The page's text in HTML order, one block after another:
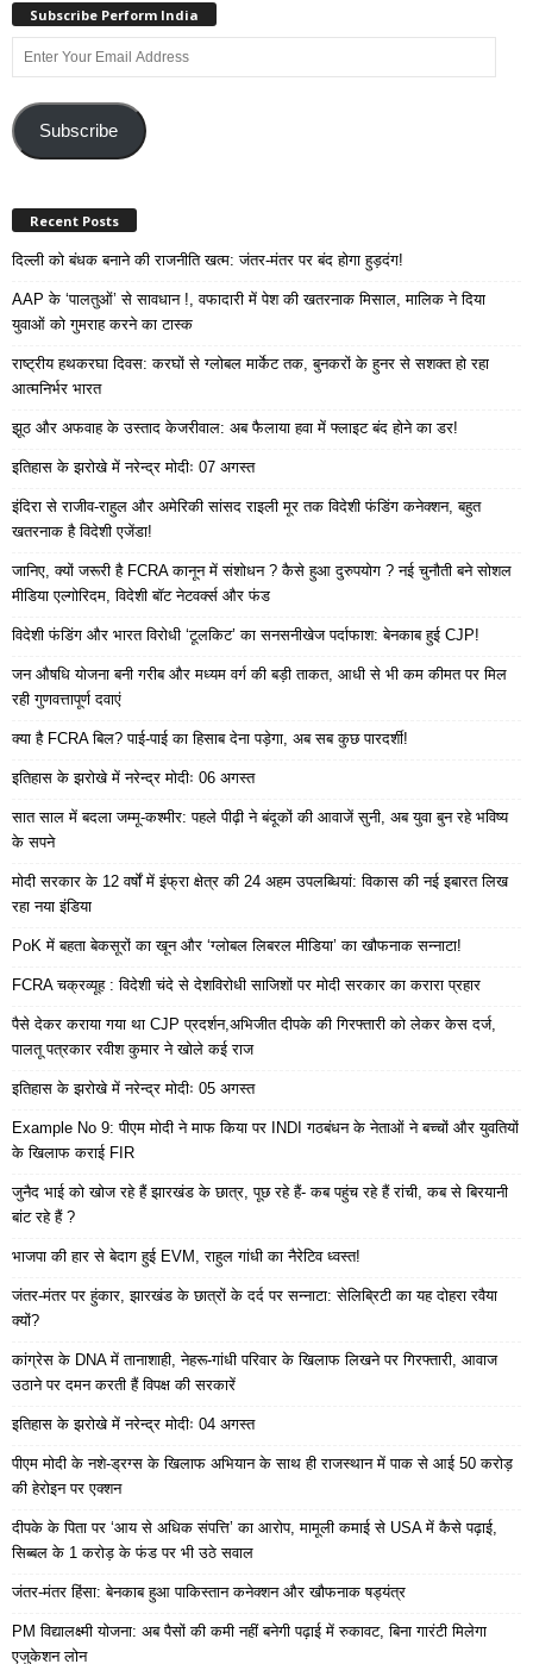
Subscribe Perform India
Enter
Your
AddressSubscribe
Recent Posts
दिल्ली को बंधक बनाने की राजनीति खत्म: जंतर-मंतर पर बंद होगा हुड़दंग!
AAP के ‘पालतुओं’ से सावधान !, वफादारी में पेश की खतरनाक मिसाल, मालिक ने दिया
युवाओं को गुमराह करने का टास्क
राष्ट्रीय हथकरघा दिवस: करघों से ग्लोबल मार्केट तक, बुनकरों के हुनर से सशक्त हो रहा
आत्मनिर्भर भारत
झूठ और अफवाह के उस्ताद केजरीवाल: अब फैलाया हवा में फ्लाइट बंद होने का डर!
इतिहास के झरोखे में नरेन्द्र मोदीः 07 अगस्त
इंदिरा से राजीव-राहुल और अमेरिकी सांसद राइली मूर तक विदेशी फंडिंग कनेक्शन, बहुत
खतरनाक है विदेशी एजेंडा!
जानिए, क्यों जरूरी है FCRA कानून में संशोधन ? कैसे हुआ दुरुपयोग ? नई चुनौती बने सोशल
मीडिया एल्गोरिदम, विदेशी बॉट नेटवर्क्स और फंड
विदेशी फंडिंग और भारत विरोधी ‘टूलकिट’ का सनसनीखेज पर्दाफाश: बेनकाब हुई CJP!
जन औषधि योजना बनी गरीब और मध्यम वर्ग की बड़ी ताकत, आधी से भी कम कीमत पर मिल
रही गुणवत्तापूर्ण दवाएं
क्या है FCRA बिल? पाई-पाई का हिसाब देना पड़ेगा, अब सब कुछ पारदर्शी!
इतिहास के झरोखे में नरेन्द्र मोदीः 06 अगस्त
सात साल में बदला जम्मू-कश्मीर: पहले पीढ़ी ने बंदूकों की आवाजें सुनी, अब युवा बुन रहे भविष्य
के सपने
मोदी सरकार के 12 वर्षों में इंफ्रा क्षेत्र की 24 अहम उपलब्धियां: विकास की नई इबारत लिख
रहा नया इंडिया
PoK में बहता बेकसूरों का खून और ‘ग्लोबल लिबरल मीडिया’ का खौफनाक सन्नाटा!
FCRA चक्रव्यूह : विदेशी चंदे से देशविरोधी साजिशों पर मोदी सरकार का करारा प्रहार
पैसे देकर कराया गया था CJP प्रदर्शन,अभिजीत दीपके की गिरफ्तारी को लेकर केस दर्ज,
पालतू पत्रकार रवीश कुमार ने खोले कई राज
इतिहास के झरोखे में नरेन्द्र मोदीः 05 अगस्त
Example No 9: पीएम मोदी ने माफ किया पर INDI गठबंधन के नेताओं ने बच्चों और युवतियों
के खिलाफ कराई FIR
जुनैद भाई को खोज रहे हैं झारखंड के छात्र, पूछ रहे हैं- कब पहुंच रहे हैं रांची, कब से बिरयानी
बांट रहे हैं ?
भाजपा की हार से बेदाग हुई EVM, राहुल गांधी का नैरेटिव ध्वस्त!
जंतर-मंतर पर हुंकार, झारखंड के छात्रों के दर्द पर सन्नाटा: सेलिब्रिटी का यह दोहरा रवैया
क्यों?
कांग्रेस के DNA में तानाशाही, नेहरू-गांधी परिवार के खिलाफ लिखने पर गिरफ्तारी, आवाज
उठाने पर दमन करती हैं विपक्ष की सरकारें
इतिहास के झरोखे में नरेन्द्र मोदीः 04 अगस्त
पीएम मोदी के नशे-ड्रग्स के खिलाफ अभियान के साथ ही राजस्थान में पाक से आई 50 करोड़
की हेरोइन पर एक्शन
दीपके के पिता पर ‘आय से अधिक संपत्ति’ का आरोप, मामूली कमाई से USA में कैसे पढ़ाई,
सिब्बल के 1 करोड़ के फंड पर भी उठे सवाल
जंतर-मंतर हिंसा: बेनकाब हुआ पाकिस्तान कनेक्शन और खौफनाक षड्यंत्र
PM विद्यालक्ष्मी योजना: अब पैसों की कमी नहीं बनेगी पढ़ाई में रुकावट, बिना गारंटी मिलेगा
एजुकेशन लोन